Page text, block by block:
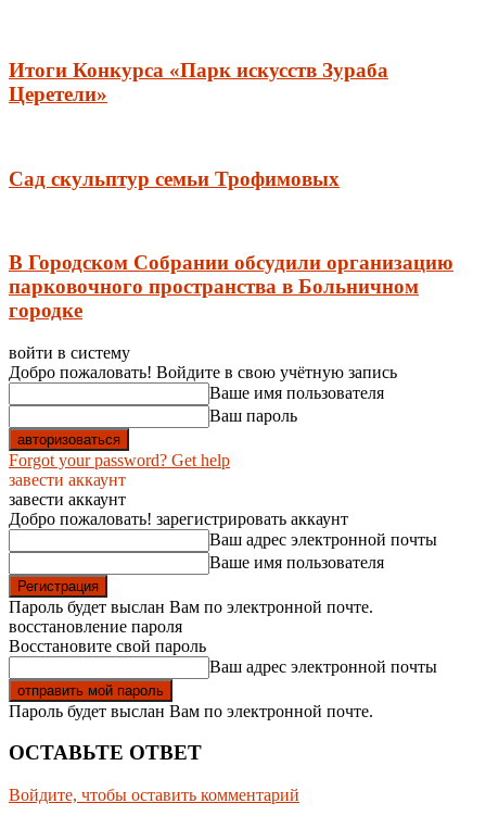
Итоги Конкурса «Парк искусств Зураба
Церетели»
Сад скульптур семьи Трофимовых
В Городском Собрании обсудили организацию
парковочного пространства в Больничном
городке
войти в систему
Добро пожаловать! Войдите в свою учётную запись
Ваше имя пользователя
Ваш пароль
Forgot your password? Get help
завести аккаунт
завести аккаунт
Добро пожаловать! зарегистрировать аккаунт
Ваш адрес электронной почты
Ваше имя пользователя
Пароль будет выслан Вам по электронной почте.
восстановление пароля
Восстановите свой пароль
Ваш адрес электронной почты
Пароль будет выслан Вам по электронной почте.
ОСТАВЬТЕ ОТВЕТ
Войдите, чтобы оставить комментарий